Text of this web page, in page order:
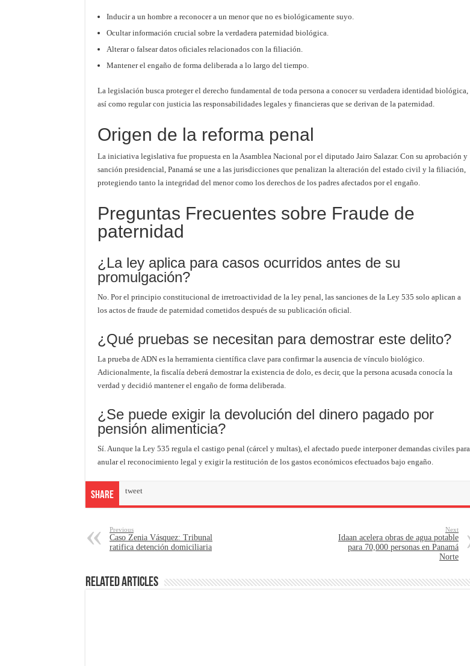
Inducir a un hombre a reconocer a un menor que no es biológicamente suyo.
Ocultar información crucial sobre la verdadera paternidad biológica.
Alterar o falsear datos oficiales relacionados con la filiación.
Mantener el engaño de forma deliberada a lo largo del tiempo.
La legislación busca proteger el derecho fundamental de toda persona a conocer su verdadera identidad biológica,
así como regular con justicia las responsabilidades legales y financieras que se derivan de la paternidad.
Origen de la reforma penal
La iniciativa legislativa fue propuesta en la Asamblea Nacional por el diputado Jairo Salazar. Con su aprobación y
sanción presidencial, Panamá se une a las jurisdicciones que penalizan la alteración del estado civil y la filiación,
protegiendo tanto la integridad del menor como los derechos de los padres afectados por el engaño.
Preguntas Frecuentes sobre Fraude de
paternidad
¿La ley aplica para casos ocurridos antes de su
promulgación?
No. Por el principio constitucional de irretroactividad de la ley penal, las sanciones de la Ley 535 solo aplican a
los actos de fraude de paternidad cometidos después de su publicación oficial.
¿Qué pruebas se necesitan para demostrar este delito?
La prueba de ADN es la herramienta científica clave para confirmar la ausencia de vínculo biológico.
Adicionalmente, la fiscalía deberá demostrar la existencia de dolo, es decir, que la persona acusada conocía la
verdad y decidió mantener el engaño de forma deliberada.
¿Se puede exigir la devolución del dinero pagado por
pensión alimenticia?
Sí. Aunque la Ley 535 regula el castigo penal (cárcel y multas), el afectado puede interponer demandas civiles para
anular el reconocimiento legal y exigir la restitución de los gastos económicos efectuados bajo engaño.
Share tweet
Previous
Caso Zenia Vásquez: Tribunal
ratifica detención domiciliaria
Next
Idaan acelera obras de agua potable
para 70,000 personas en Panamá
Norte
Related Articles